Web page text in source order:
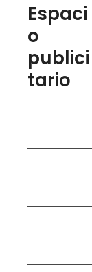
n
e
m
e
Espaci
o
publici
tario